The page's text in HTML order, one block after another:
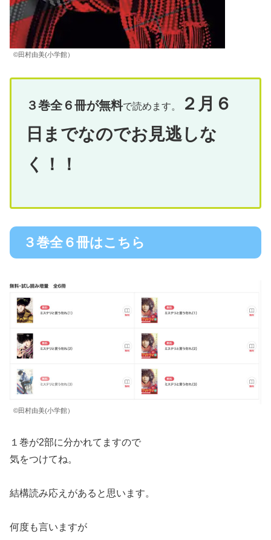
©️田村由美(小学館）
３巻全６冊が無料で読めます。
２月６
日までなのでお見逃しな
く！！
３巻全６冊はこちら
©️田村由美(小学館）
１巻が2部に分かれてますので
気をつけてね。
結構読み応えがあると思います。
何度も言いますが